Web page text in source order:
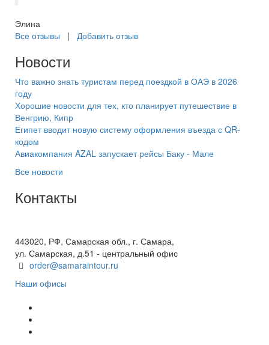
Элина
Все отзывы | Добавить отзыв
Новости
Что важно знать туристам перед поездкой в ОАЭ в 2026
году
Хорошие новости для тех, кто планирует путешествие в
Венгрию, Кипр
Египет вводит новую систему оформления въезда с QR-
кодом
Авиакомпания AZAL запускает рейсы Баку - Мале
Все новости
Контакты
443020, РФ, Самарская обл., г. Самара,
ул. Самарская, д.51 - центральный офис
order@samaraintour.ru
Наши офисы